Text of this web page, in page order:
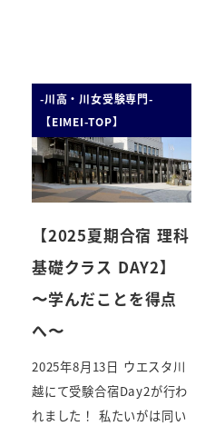
-川高・川女受験専門-
【EIMEI-TOP】
【2025夏期合宿 理科
基礎クラス DAY2】
〜学んだことを得点
へ〜
2025年8月13日 ウエスタ川
越にて受験合宿Day2が行わ
れました！ 私たいがは同い